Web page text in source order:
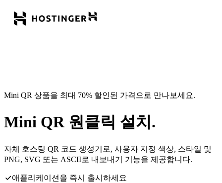
Mini QR 상품을 최대 70% 할인된 가격으로 만나보세요.
Mini QR 원클릭 설치.
자체 호스팅 QR 코드 생성기로, 사용자 지정 색상, 스타일 및
PNG, SVG 또는 ASCII로 내보내기 기능을 제공합니다.
애플리케이션을 즉시 출시하세요